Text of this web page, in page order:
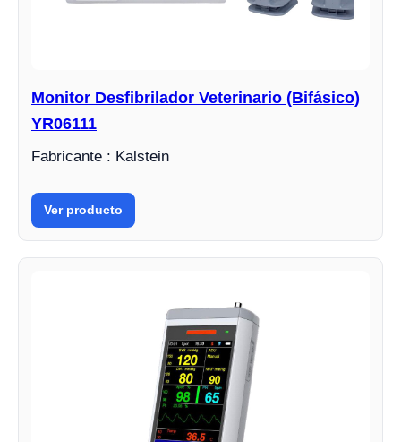
Monitor Desfibrilador Veterinario (Bifásico)
YR06111
Fabricante : Kalstein
Ver producto